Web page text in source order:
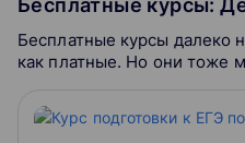
Бесплатные курсы далеко
как платные. Но они тоже